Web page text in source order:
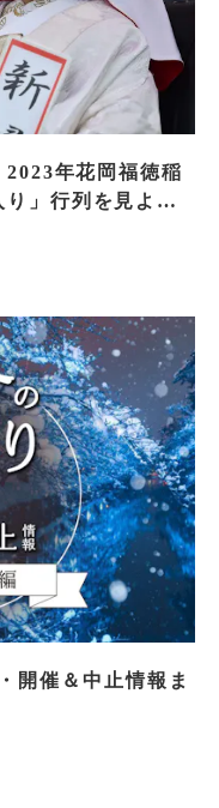
年花岡福徳稲
」行列を見よ
開催＆中止情報ま